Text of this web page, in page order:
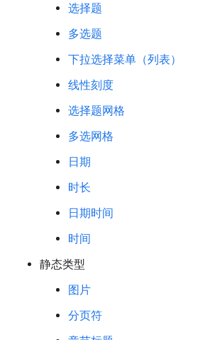
选择题
多选题
下拉选择菜单（列表）
线性刻度
选择题网格
多选网格
日期
时长
日期时间
时间
静态类型
图片
分页符